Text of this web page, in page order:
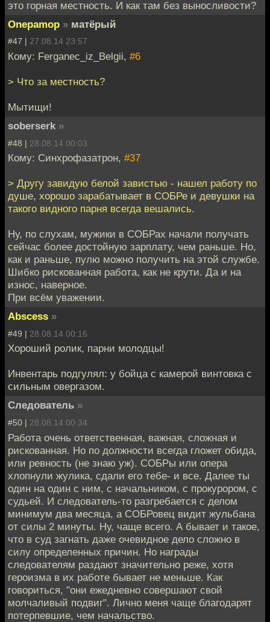
это горная местность. И как там без выносливости?
Onepamop » матёрый
#47 | 27.08.14 23:57
Кому: Ferganec_iz_Belgii, #6
> Что за местность?
Мытищи!
soberserk »
#48 | 28.08.14 00:03
Кому: Синхрофазатрон, #37
> Другу завидую белой завистью - нашел работу по
душе, хорошо зарабатывает в СОБРе и девушки на
такого видного парня всегда вешались.
Ну, по слухам, мужики в СОБРах начали получать
сейчас более достойную зарплату, чем раньше. Но,
как и раньше, пулю можно получить на этой службе.
Шибко рискованная работа, как не крути. Да и на
износ, наверное.
При всём уважении.
Abscess »
#49 | 28.08.14 00:16
Хороший ролик, парни молодцы!
Инвентарь подгулял: у бойца с камерой винтовка с
сильным овергазом.
Следователь »
#50 | 28.08.14 00:34
Работа очень ответственная, важная, сложная и
рискованная. Но по должности всегда гложет обида,
или ревность (не знаю уж). СОБРы или опера
хлопнули жулика, сдали его тебе- и все. Далее ты
один на один с ним, с начальником, с прокурором, с
судьей. И следователь-то разгребается с делом
минимум два месяца, а СОБРовец видит жульбана
от силы 2 минуты. Ну, чаще всего. А бывает и такое,
что в суд загнать даже очевидное дело сложно в
силу определенных причин. Но награды
следователям раздают значительно реже, хотя
героизма в их работе бывает не меньше. Как
говориться, "они ежедневно совершают свой
молчаливый подвиг". Лично меня чаще благодарят
потерпевшие, чем начальство.